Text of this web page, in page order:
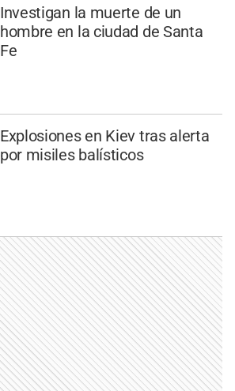
Investigan la muerte de un
hombre en la ciudad de Santa
Fe
Explosiones en Kiev tras alerta
por misiles balísticos